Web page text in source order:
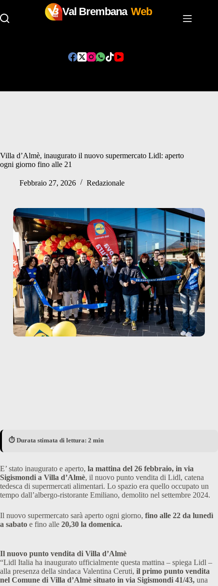
Val Brembana Web
Villa d’Almè, inaugurato il nuovo supermercato Lidl: aperto
ogni giorno fino alle 21
Febbraio 27, 2026 Redazionale
⏱️ Durata stimata di lettura: 2 min
E’ stato inaugurato e aperto, la mattina del 26 febbraio, in via
Sigismondi a Villa d’Almè, il nuovo punto vendita di Lidl, catena
tedesca di supermercati alimentari. Lo spazio era quello occupato un
tempo dall’albergo-ristorante Emiliano, demolito nel settembre 2024.
Il nuovo supermercato sarà aperto ogni giorno, fino alle 22 da lunedì
a sabato e fino alle 20,30 la domenica.
Il nuovo punto vendita di Villa d’Almè
“Lidl Italia ha inaugurato ufficialmente questa mattina – spiega Lidl –
alla presenza della sindaca Valentina Ceruti, il primo punto vendita
nel Comune di Villa d’Almè situato in via Sigismondi 41/43, una